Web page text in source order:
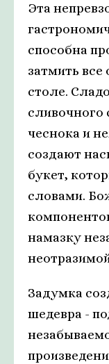
Эта
способна
затмить
столе.
сливочного
чеснока и
создают
букет,
словами.
намазку
Задумка
шедевра -